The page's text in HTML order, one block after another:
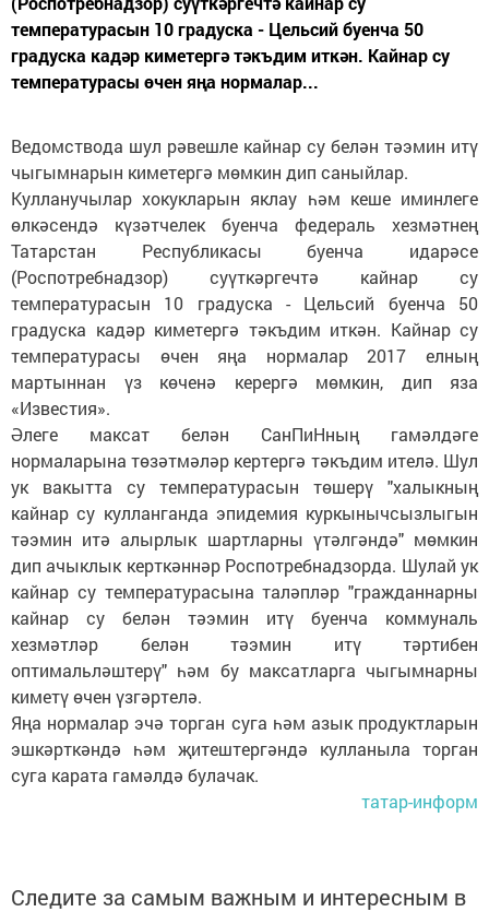
температурасын 10 градуска - Цельсий буенча 50
градуска кадәр киметергә тәкъдим иткән. Кайнар су
температурасы өчен яңа нормалар...
Ведомствода шул рәвешле кайнар су белән тәэмин итү
чыгымнарын киметергә мөмкин дип саныйлар.
Кулланучылар хокукларын яклау һәм кеше иминлеге
өлкәсендә күзәтчелек буенча федераль хезмәтнең
Татарстан Республикасы буенча идарәсе
(Роспотребнадзор) суүткәргечтә кайнар су
температурасын 10 градуска - Цельсий буенча 50
градуска кадәр киметергә тәкъдим иткән. Кайнар су
температурасы өчен яңа нормалар 2017 елның
мартыннан үз көченә керергә мөмкин, дип яза
«Известия».
Әлеге максат белән СанПиНның гамәлдәге
нормаларына төзәтмәләр кертергә тәкъдим ителә. Шул
ук вакытта су температурасын төшерү "халыкның
кайнар су кулланганда эпидемия куркынычсызлыгын
тәэмин итә алырлык шартларны үтәлгәндә" мөмкин
дип ачыклык керткәннәр Роспотребнадзорда. Шулай ук
кайнар су температурасына таләпләр "гражданнарны
кайнар су белән тәэмин итү буенча коммуналь
хезмәтләр белән тәэмин итү тәртибен
оптимальләштерү" һәм бу максатларга чыгымнарны
киметү өчен үзгәртелә.
Яңа нормалар эчә торган суга һәм азык продуктларын
эшкәрткәндә һәм җитештергәндә кулланыла торган
суга карата гамәлдә булачак.
татар-информ
Следите за самым важным и интересным в